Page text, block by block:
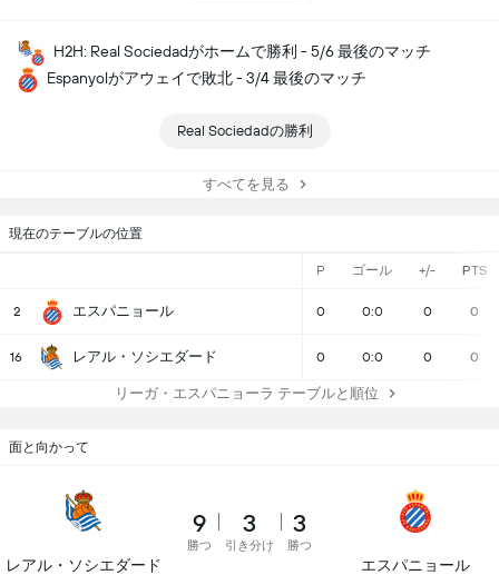
H2H: Real Sociedadがホームで勝利 - 5/6 最後のマッチ
Espanyolがアウェイで敗北 - 3/4 最後のマッチ
Real Sociedadの勝利
すべてを見る
現在のテーブルの位置
P ゴール +/- PTS
2 エスパニョール 0 0:0 0 0
16 レアル・ソシエダード 0 0:0 0 0
リーガ・エスパニョーラ テーブルと順位
面と向かって
レアル・ソシエダード
9
勝つ
3
引き分け
3
勝つ
エスパニョール